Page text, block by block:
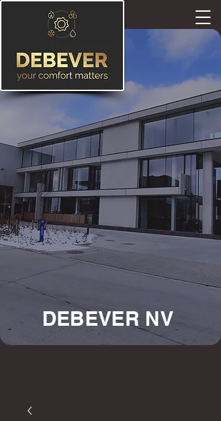
DEBEVER NV